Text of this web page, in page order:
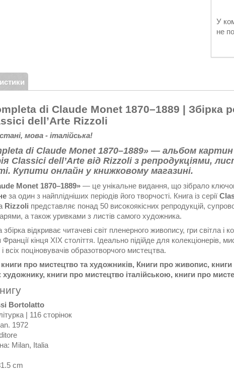
У
не
di Claude Monet 1870–1889 | Збірка
dell’Arte Rizzoli
мова - італійська!
di Claude Monet 1870–1889» — альбом
Classici dell’Arte від Rizzoli з репродукціями,
Купити онлайн у книжковому магазині.
Monet 1870–1889» — це унікальне видання, що зібрало
за один з найплідніших періодів його творчості. Книга із серії
Rizzoli представляє понад 50 високоякісних репродукцій,
а також уривками з листів самого художника.
відкриває читачеві світ пленерного живопису, гри світла і
Франції кінця XIX століття. Ідеально підійде для колекціонерів,
всіх поціновувачів образотворчого мистецтва.
про мистецтво та художників, Книги про живопис,
книги про мистецтво італійською, книги про
Bortolatto
| 116 сторінок
1972
Milan, Italia
cm